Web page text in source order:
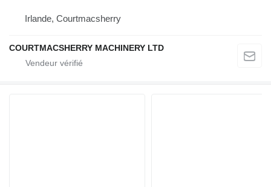
Irlande, Courtmacsherry
COURTMACSHERRY MACHINERY LTD